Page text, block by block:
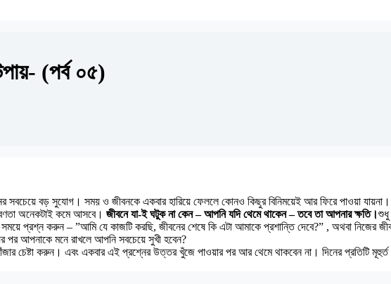
(পর্ব ০৫)
সবচেয়ে বড় সুযোগ। সময় ও জীবনকে একবার হারিয়ে ফেললে কোনও কিছুর বিনিময়েই আর ফিরে পাওয়া যায়না।
অনেকটাই কমে আসবে। জীবনে যা-ই ঘটুক না কেন – আপনি যদি থেমে থাকেন – তবে তা আপনার ক্ষতি।শুধু
প্রশ্ন করুন – ”আমি যে কাজটি করছি, জীবনের শেষে কি এটা আমাকে প্রশান্তি দেবে?” , অথবা নিজের
পর আপনাকে মনে রাখলে আপনি সবচেয়ে সুখী হবেন?
করুন। এবং একবার এই প্রশ্নের উত্তর খুঁজে পাওয়ার পর আর থেমে থাকবেন না। দিনের প্রতিটি মূহুর্ত